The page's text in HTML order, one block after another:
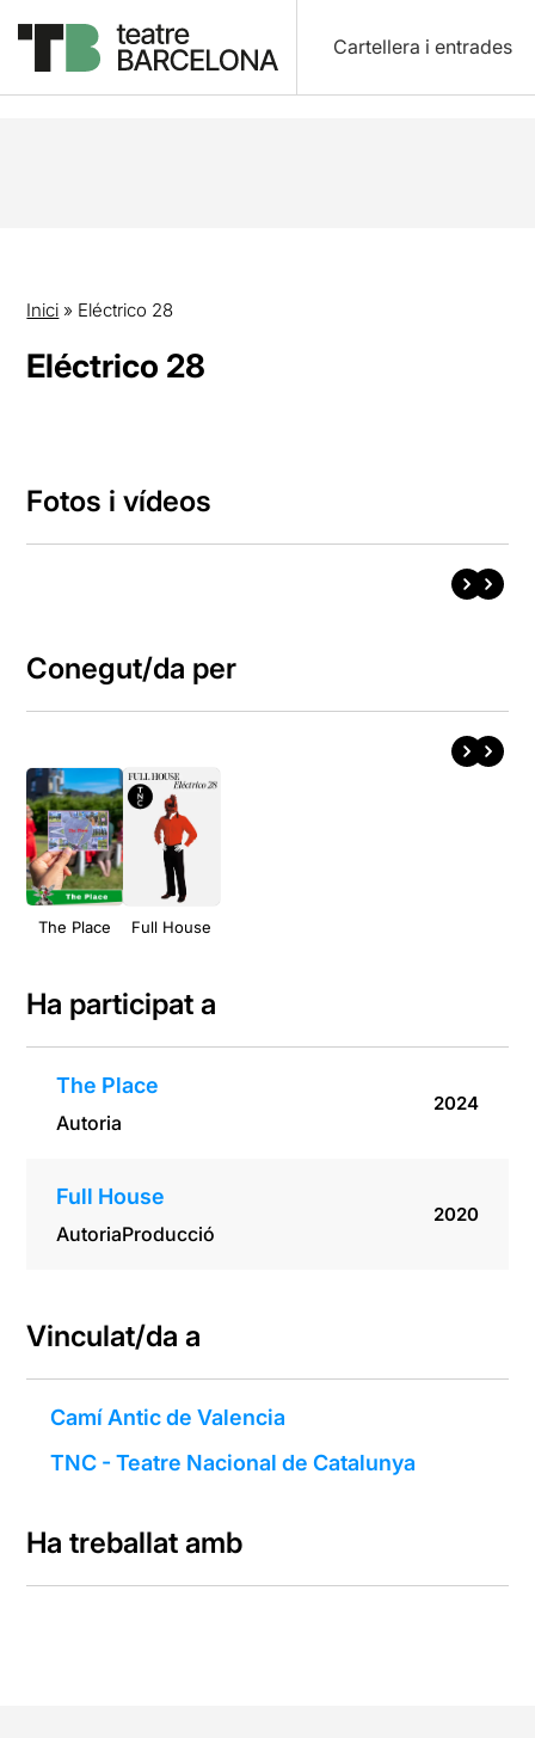
Cartellera i entrades
Inici » Eléctrico 28
Eléctrico 28
Fotos i vídeos
Conegut/da per
The Place Full House
Ha participat a
The Place
Autoria
2024
Full House
AutoriaProducció
2020
Vinculat/da a
Camí Antic de Valencia
TNC - Teatre Nacional de Catalunya
Ha treballat amb